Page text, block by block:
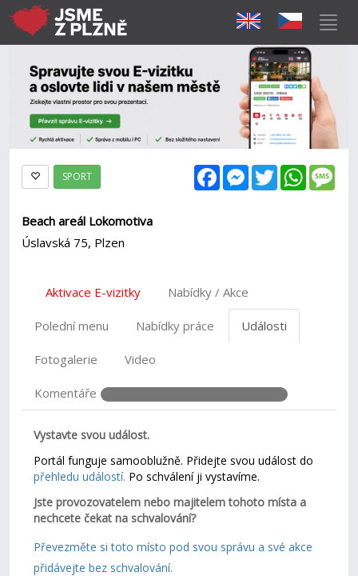
FacebookMessenger
Twitter
SPORT
Beach areál Lokomotiva
Úslavská 75, Plzen
Aktivace E-vizitky Nabídky / Akce
Polední menu Nabídky práce Události
Fotogalerie Video
Komentáře
Vystavte svou událost.
Portál funguje samooblužně. Přidejte svou událost do
přehledu událostí. Po schválení ji vystavíme.
Jste provozovatelem nebo majitelem tohoto místa a
nechcete čekat na schvalování?
Převezměte si toto místo pod svou správu a své akce
přidávejte bez schvalování.